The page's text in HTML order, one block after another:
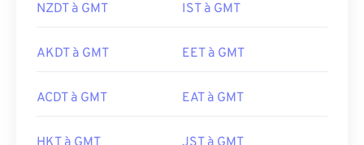
NZDT à GMT IST à GMT
AKDT à GMT EET à GMT
ACDT à GMT EAT à GMT